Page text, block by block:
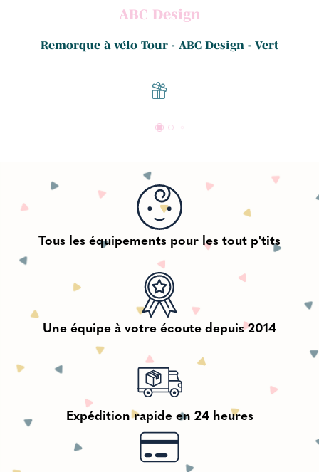
ABC Design
Remorque à vélo Tour - ABC Design - Vert
Tous les équipements pour les tout p'tits
Une équipe à votre écoute depuis 2014
Expédition rapide en 24 heures